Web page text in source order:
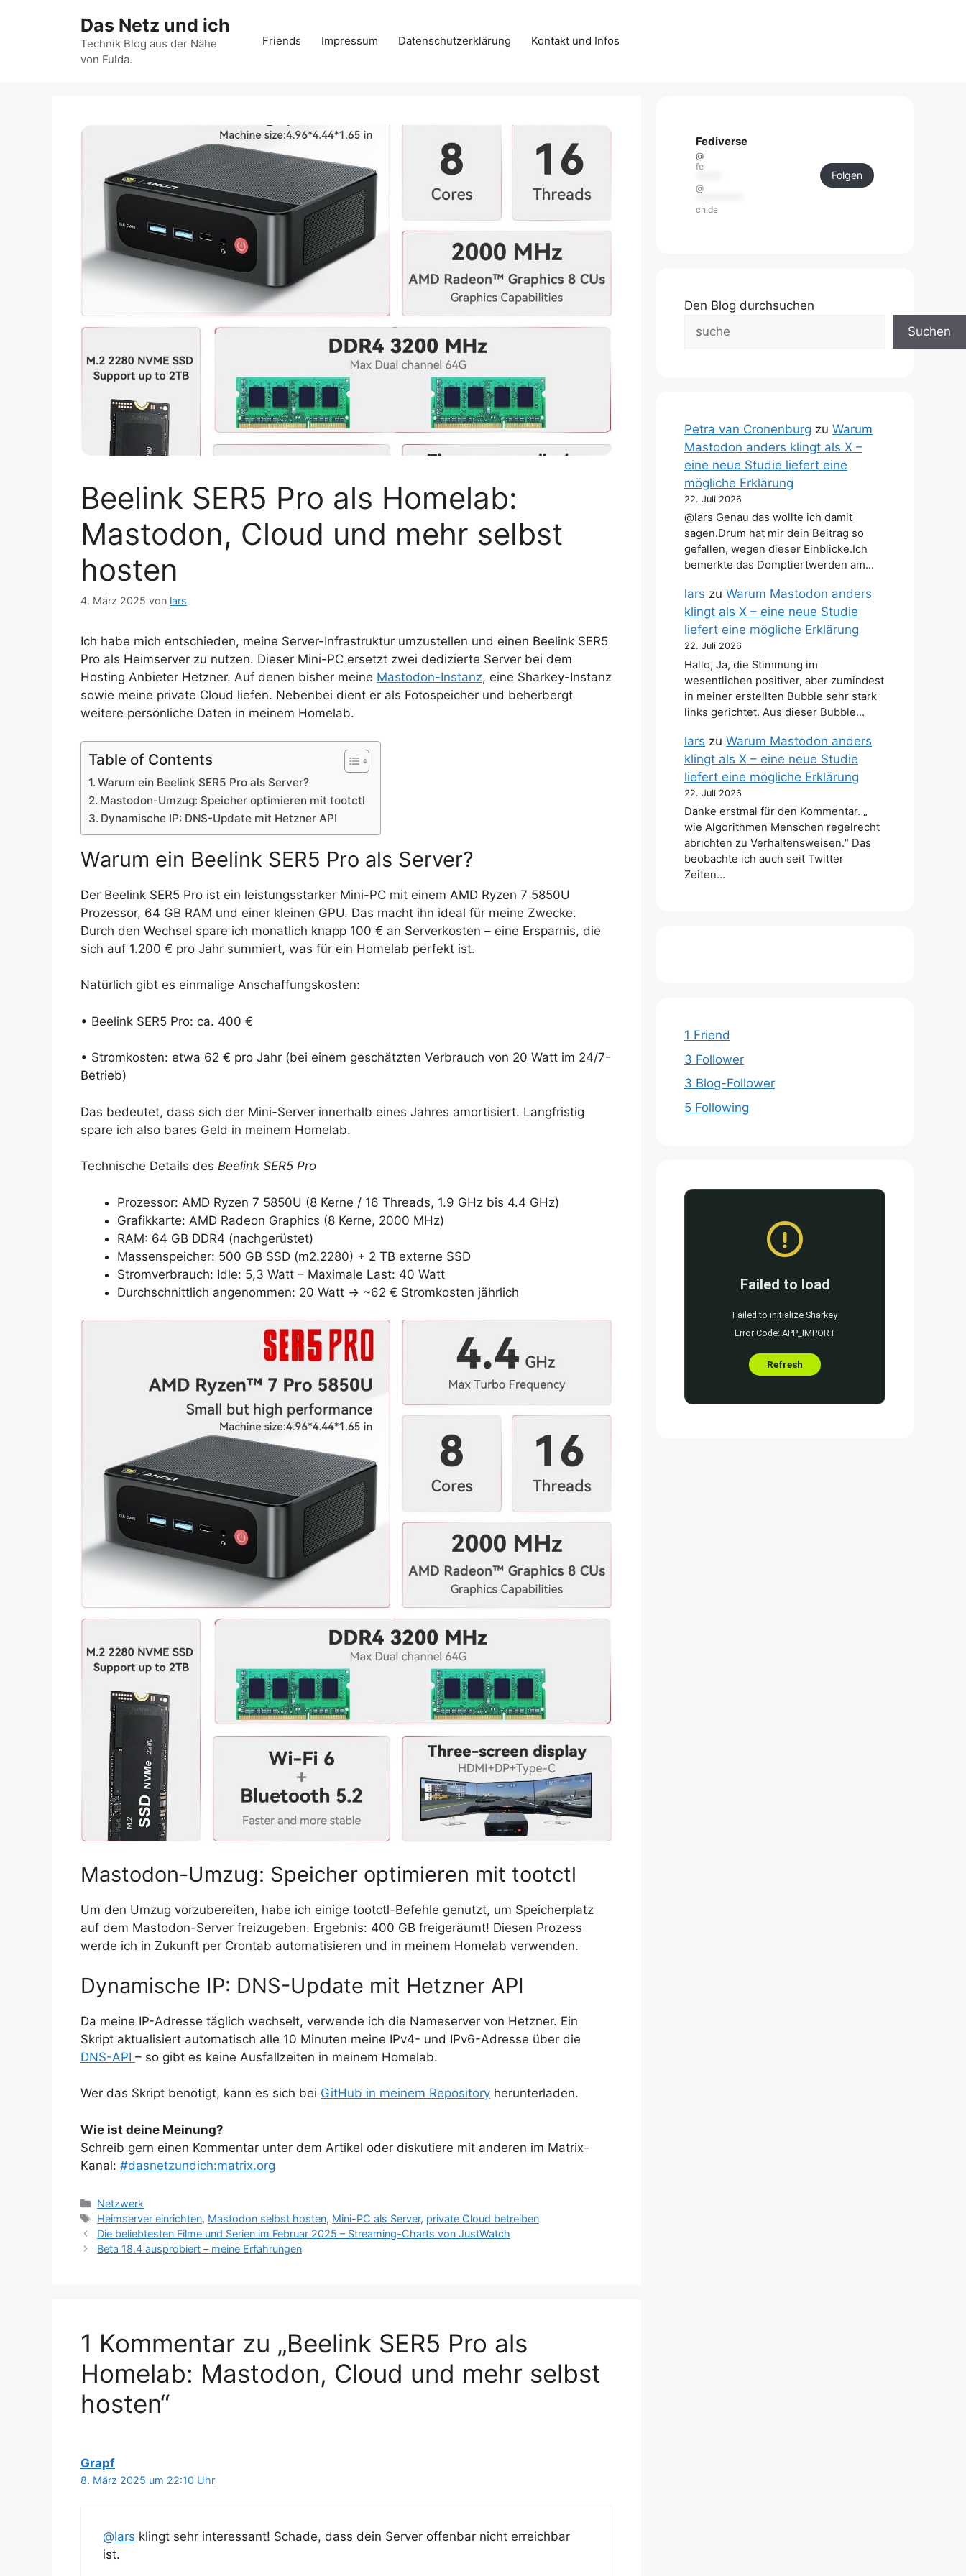
Das Netz und ich
Technik Blog aus der Nähe
von Fulda.
Friends Impressum Datenschutzerklärung Kontakt und Infos
Beelink SER5 Pro als Homelab:
Mastodon, Cloud und mehr selbst
hosten
4. März 2025 von lars
Ich habe mich entschieden, meine Server-Infrastruktur umzustellen und einen Beelink SER5
Pro als Heimserver zu nutzen. Dieser Mini-PC ersetzt zwei dedizierte Server bei dem
Hosting Anbieter Hetzner. Auf denen bisher meine Mastodon-Instanz, eine Sharkey-Instanz
sowie meine private Cloud liefen. Nebenbei dient er als Fotospeicher und beherbergt
weitere persönliche Daten in meinem Homelab.
Table of Contents
Warum ein Beelink SER5 Pro als Server?
Mastodon-Umzug: Speicher optimieren mit tootctl
Dynamische IP: DNS-Update mit Hetzner API
Warum ein Beelink SER5 Pro als Server?
Der Beelink SER5 Pro ist ein leistungsstarker Mini-PC mit einem AMD Ryzen 7 5850U
Prozessor, 64 GB RAM und einer kleinen GPU. Das macht ihn ideal für meine Zwecke.
Durch den Wechsel spare ich monatlich knapp 100 € an Serverkosten – eine Ersparnis, die
sich auf 1.200 € pro Jahr summiert, was für ein Homelab perfekt ist.
Natürlich gibt es einmalige Anschaffungskosten:
• Beelink SER5 Pro: ca. 400 €
• Stromkosten: etwa 62 € pro Jahr (bei einem geschätzten Verbrauch von 20 Watt im 24/7-
Betrieb)
Das bedeutet, dass sich der Mini-Server innerhalb eines Jahres amortisiert. Langfristig
spare ich also bares Geld in meinem Homelab.
Technische Details des Beelink SER5 Pro
Prozessor: AMD Ryzen 7 5850U (8 Kerne / 16 Threads, 1.9 GHz bis 4.4 GHz)
Grafikkarte: AMD Radeon Graphics (8 Kerne, 2000 MHz)
RAM: 64 GB DDR4 (nachgerüstet)
Massenspeicher: 500 GB SSD (m2.2280) + 2 TB externe SSD
Stromverbrauch: Idle: 5,3 Watt – Maximale Last: 40 Watt
Durchschnittlich angenommen: 20 Watt → ~62 € Stromkosten jährlich
Mastodon-Umzug: Speicher optimieren mit tootctl
Um den Umzug vorzubereiten, habe ich einige tootctl-Befehle genutzt, um Speicherplatz
auf dem Mastodon-Server freizugeben. Ergebnis: 400 GB freigeräumt! Diesen Prozess
werde ich in Zukunft per Crontab automatisieren und in meinem Homelab verwenden.
Dynamische IP: DNS-Update mit Hetzner API
Da meine IP-Adresse täglich wechselt, verwende ich die Nameserver von Hetzner. Ein
Skript aktualisiert automatisch alle 10 Minuten meine IPv4- und IPv6-Adresse über die
DNS-API – so gibt es keine Ausfallzeiten in meinem Homelab.
Wer das Skript benötigt, kann es sich bei GitHub in meinem Repository herunterladen.
Wie ist deine Meinung?
Schreib gern einen Kommentar unter dem Artikel oder diskutiere mit anderen im Matrix-
Kanal: #dasnetzundich:matrix.org
Kategorien
Netzwerk
Schlagwörter
Heimserver einrichten, Mastodon selbst hosten, Mini-PC als Server, private Cloud betreiben
Die beliebtesten Filme und Serien im Februar 2025 – Streaming-Charts von JustWatch
Beta 18.4 ausprobiert – meine Erfahrungen
1 Kommentar zu „Beelink SER5 Pro als
Homelab: Mastodon, Cloud und mehr selbst
hosten“
Grapf
8. März 2025 um 22:10 Uhr
@lars klingt sehr interessant! Schade, dass dein Server offenbar nicht erreichbar
ist.
Fediverse
@
fe
@
ch.de
Folgen
Den Blog durchsuchen
Suchen
Petra van Cronenburg zu Warum
Mastodon anders klingt als X –
eine neue Studie liefert eine
mögliche Erklärung
22. Juli 2026
@lars Genau das wollte ich damit
sagen.Drum hat mir dein Beitrag so
gefallen, wegen dieser Einblicke.Ich
bemerkte das Domptiertwerden am…
lars zu Warum Mastodon anders
klingt als X – eine neue Studie
liefert eine mögliche Erklärung
22. Juli 2026
Hallo, Ja, die Stimmung im
wesentlichen positiver, aber zumindest
in meiner erstellten Bubble sehr stark
links gerichtet. Aus dieser Bubble…
lars zu Warum Mastodon anders
klingt als X – eine neue Studie
liefert eine mögliche Erklärung
22. Juli 2026
Danke erstmal für den Kommentar. „
wie Algorithmen Menschen regelrecht
abrichten zu Verhaltensweisen.“ Das
beobachte ich auch seit Twitter
Zeiten…
1 Friend
3 Follower
3 Blog-Follower
5 Following